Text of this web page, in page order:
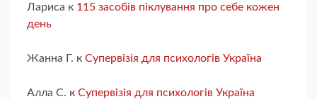
Лариса к 115 засобів піклування про себе кожен
день
Жанна Г. к Супервізія для психологів Україна
Алла С. к Супервізія для психологів Україна